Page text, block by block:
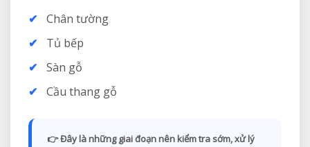
Chân tường
Tủ bếp
Sàn gỗ
Cầu thang gỗ
👉 Đây là những giai đoạn nênkiểm tra sớm, xử lý